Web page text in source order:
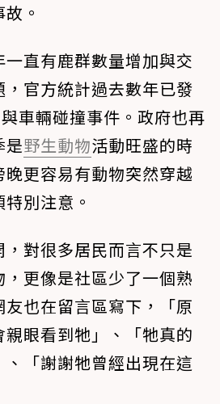
。
直有鹿群數量增加與交
官方統計過去數年已發
車輛碰撞事件。政府也再
是野生動物活動旺盛的時
更容易有動物突然穿越
別注意。
對很多居民而言不只是
更像是社區少了一個熟
也在留言區寫下，「原
眼看到牠」、「牠真的
「謝謝牠曾經出現在這